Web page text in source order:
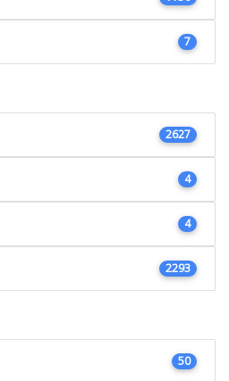
7
2627
4
4
2293
50